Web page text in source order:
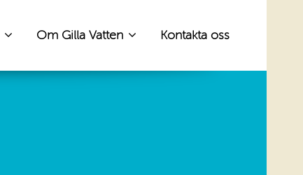
Om Gilla Vatten Kontakta oss